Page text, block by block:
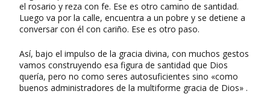
el rosario y reza con fe. Ese es otro camino de santidad.
Luego va por la calle, encuentra a un pobre y se detiene a
conversar con él con cariño. Ese es otro paso.
Así, bajo el impulso de la gracia divina, con muchos gestos
vamos construyendo esa figura de santidad que Dios
quería, pero no como seres autosuficientes sino «como
buenos administradores de la multiforme gracia de Dios» .